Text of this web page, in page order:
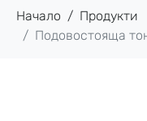
Начало
Продукти
Подовостояща